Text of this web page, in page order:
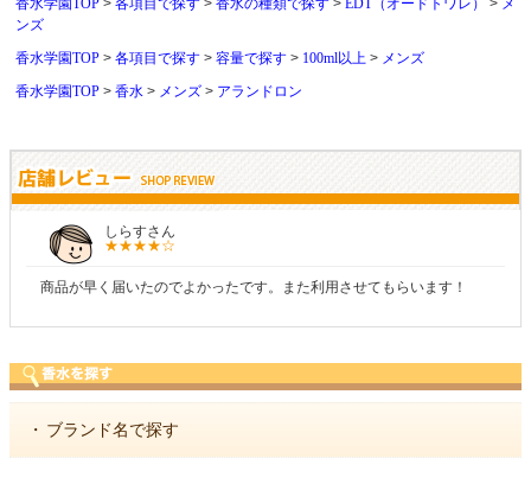
ンズ
香水学園TOP
各項目で探す 容量で探す 100ml以上
メンズ
香水学園TOP
香水 メンズ アランドロン
しらすさん
商品が早く届いたのでよかったです。また利用させてもらいます！
・ ブランド名で探す